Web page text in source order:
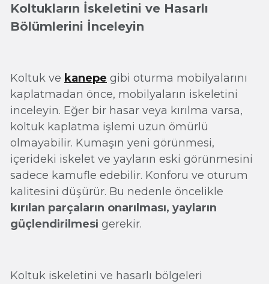
Koltukların İskeletini ve Hasarlı
Bölümlerini İnceleyin
Koltuk ve kanepe gibi oturma mobilyalarını
kaplatmadan önce, mobilyaların iskeletini
inceleyin. Eğer bir hasar veya kırılma varsa,
koltuk kaplatma işlemi uzun ömürlü
olmayabilir. Kumaşın yeni görünmesi,
içerideki iskelet ve yayların eski görünmesini
sadece kamufle edebilir. Konforu ve oturum
kalitesini düşürür. Bu nedenle öncelikle
kırılan parçaların onarılması, yayların
güçlendirilmesi gerekir.
Koltuk iskeletini ve hasarlı bölgeleri